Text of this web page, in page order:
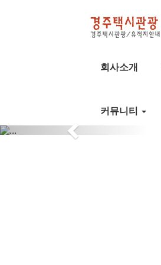
회사소개
커뮤니티
Previous